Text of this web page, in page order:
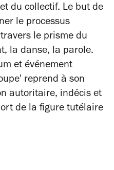
du collectif. Le but de
le processus
le prisme du
la danse, la parole.
et événement
reprend à son
autoritaire, indécis et
de la figure tutélaire